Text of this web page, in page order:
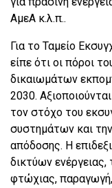
ΑμεΑ κ.λ.π..
Για το Ταμείο
είπε ότι οι πόροι
δικαιωμάτων
2030.
τον στόχο του
συστημάτων και
απόδοσης. Η
δικτύων
φτώχιας,